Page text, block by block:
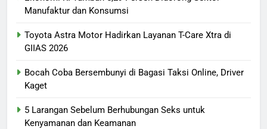
Manufaktur dan Konsumsi
Toyota Astra Motor Hadirkan Layanan T-Care Xtra di
GIIAS 2026
Bocah Coba Bersembunyi di Bagasi Taksi Online, Driver
Kaget
5 Larangan Sebelum Berhubungan Seks untuk
Kenyamanan dan Keamanan